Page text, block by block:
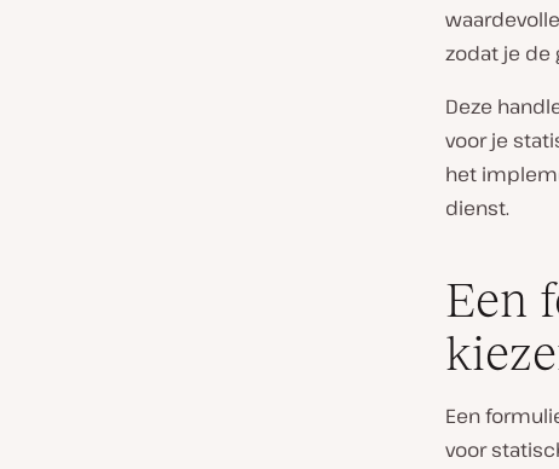
zodat je de
Deze
voor je
het
dienst.
Een
Een
voor